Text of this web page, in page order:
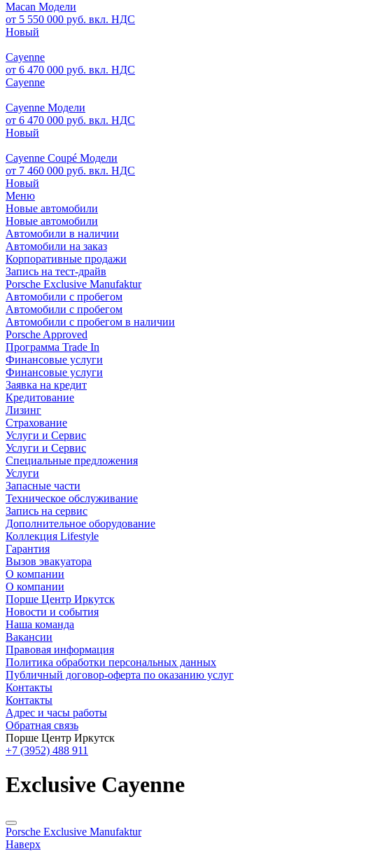
Macan Модели
от 5 550 000 руб. вкл. НДС
Новый
Cayenne
от 6 470 000 руб. вкл. НДС
Cayenne
Cayenne Модели
от 6 470 000 руб. вкл. НДС
Новый
Cayenne Coupé Модели
от 7 460 000 руб. вкл. НДС
Новый
Меню
Новые автомобили
Новые автомобили
Автомобили в наличии
Автомобили на заказ
Корпоративные продажи
Запись на тест-драйв
Porsche Exclusive Manufaktur
Автомобили с пробегом
Автомобили с пробегом
Автомобили с пробегом в наличии
Porsche Approved
Программа Trade In
Финансовые услуги
Финансовые услуги
Заявка на кредит
Кредитование
Лизинг
Страхование
Услуги и Сервис
Услуги и Сервис
Специальные предложения
Услуги
Запасные части
Техническое обслуживание
Запись на сервис
Дополнительное оборудование
Коллекция Lifestyle
Гарантия
Вызов эвакуатора
О компании
О компании
Порше Центр Иркутск
Новости и события
Наша команда
Вакансии
Правовая информация
Политика обработки персональных данных
Публичный договор-оферта по оказанию услуг
Контакты
Контакты
Адрес и часы работы
Обратная связь
Порше Центр Иркутск
+7 (3952) 488 911
Exclusive Cayenne
Porsche Exclusive Manufaktur
Наверх